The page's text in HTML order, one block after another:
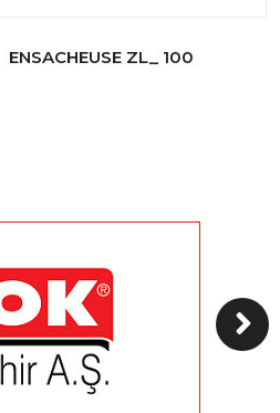
ENSACHEUSE ZL_ 100